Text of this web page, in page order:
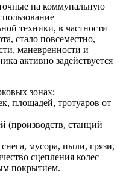
на коммунальную
техники, в частности
стало повсеместно,
маневренности и
активно задействуется
зонах;
площадей, тротуаров от
(производств, станций
мусора, пыли, грязи,
сцепления колес
покрытием.